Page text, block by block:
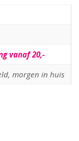
vanaf 20,-
morgen in huis